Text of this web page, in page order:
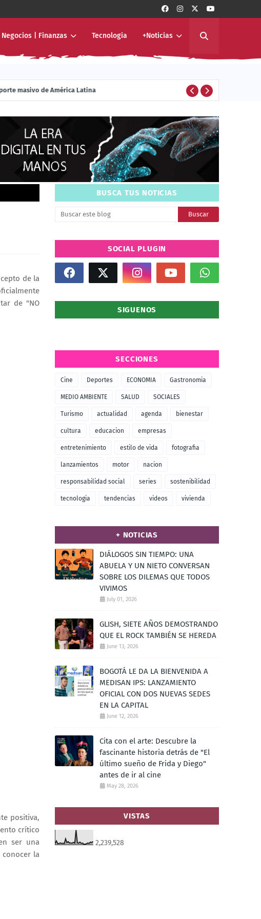
Negocios | Finanzas Tecnologia +Noticias
masivo de América Latina
de la
de "NO
positiva,
crítico
ser una
conocer la
BUSCA TUS NOTICIAS
SOCIAL PLUGIN
SIGUENOS
SECCIONES
Cine Deportes ECONOMIA Gastronomia
MEDIO AMBIENTE SALUD SOCIALES
Turismo actualidad agenda bienestar
cultura educacion empresas
entretenimiento estilo de vida fotografia
lanzamientos motor nacion
responsabilidad social series sostenibilidad
tecnologia tendencias videos vivienda
+ NOTICIAS
DIÁLOGOS SIN TIEMPO: UNA
ABUELA Y UN NIETO CONVERSAN
SOBRE LOS DILEMAS QUE TODOS
VIVIMOS
July 01, 2026
GLISH, SIETE AÑOS DEMOSTRANDO
QUE EL ROCK TAMBIÉN SE HEREDA
June 13, 2026
BOGOTÁ LE DA LA BIENVENIDA A
MEDISAN IPS: LANZAMIENTO
OFICIAL CON DOS NUEVAS SEDES
EN LA CAPITAL
June 12, 2026
Cita con el arte: Descubre la
fascinante historia detrás de "El
último sueño de Frida y Diego"
antes de ir al cine
May 28, 2026
VISTAS
2,239,528